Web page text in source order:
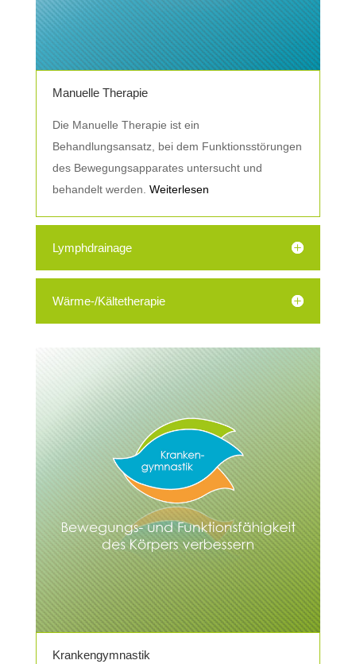
Manuelle Therapie
Die Manuelle Therapie ist ein
Behandlungsansatz, bei dem Funktionsstörungen
des Bewegungsapparates untersucht und
behandelt werden. Weiterlesen
Lymphdrainage
Wärme-/Kältetherapie
Krankengymnastik